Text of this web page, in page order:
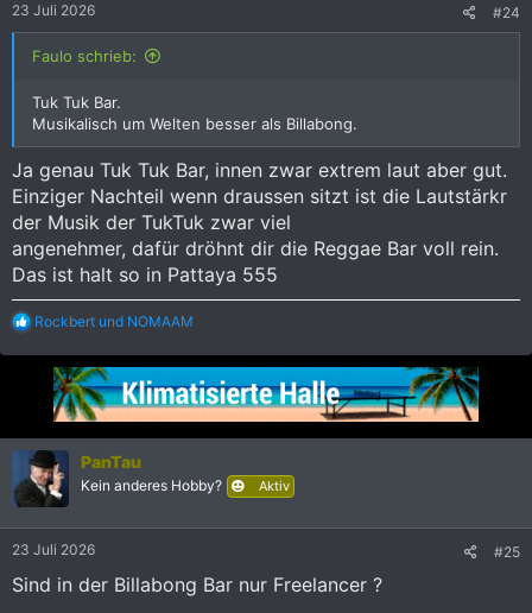
n
:
23 Juli 2026 #24
Faulo schrieb:
Tuk Tuk Bar.
Musikalisch um Welten besser als Billabong.
Ja genau Tuk Tuk Bar, innen zwar extrem laut aber gut.
Einziger Nachteil wenn draussen sitzt ist die Lautstärkr
der Musik der TukTuk zwar viel
angenehmer, dafür dröhnt dir die Reggae Bar voll rein.
Das ist halt so in Pattaya 555
R
a
o
n
e
n
:
Rockbert und NOMAAM
PanTau
Kein anderes Hobby? Aktiv
23 Juli 2026 #25
Sind in der Billabong Bar nur Freelancer ?